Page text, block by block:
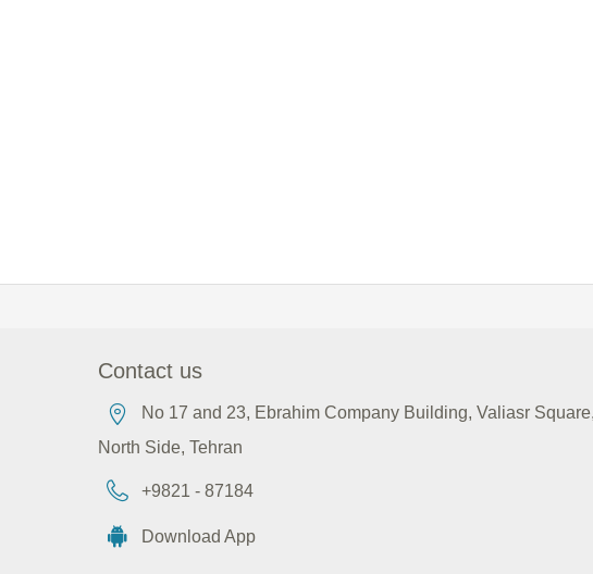
Contact us
No 17 and 23, Ebrahim Company Building, Valiasr
North Side, Tehran
+9821 - 87184
Download App